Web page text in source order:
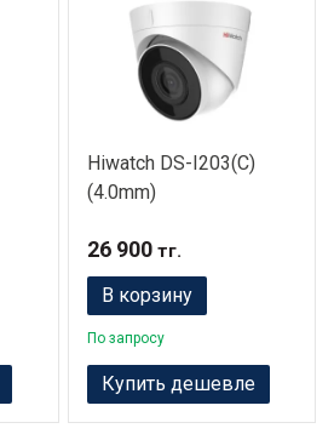
Hiwatch DS-I203(C)
(4.0mm)
26 900тг.
В корзину
По запросу
Купить дешевле